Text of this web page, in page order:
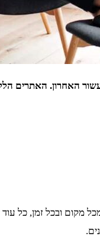
האחרון. האתרים
ובכל זמן, כל עוד